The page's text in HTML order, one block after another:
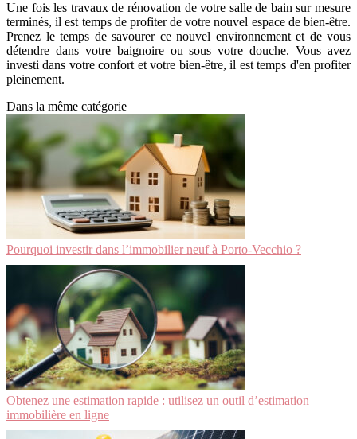
Une fois les travaux de rénovation de votre salle de bain sur mesure
terminés, il est temps de profiter de votre nouvel espace de bien-être.
Prenez le temps de savourer ce nouvel environnement et de vous
détendre dans votre baignoire ou sous votre douche. Vous avez
investi dans votre confort et votre bien-être, il est temps d'en profiter
pleinement.
Dans la même catégorie
Pourquoi investir dans l’immobilier neuf à Porto-Vecchio ?
Obtenez une estimation rapide : utilisez un outil d’estimation
immobilière en ligne